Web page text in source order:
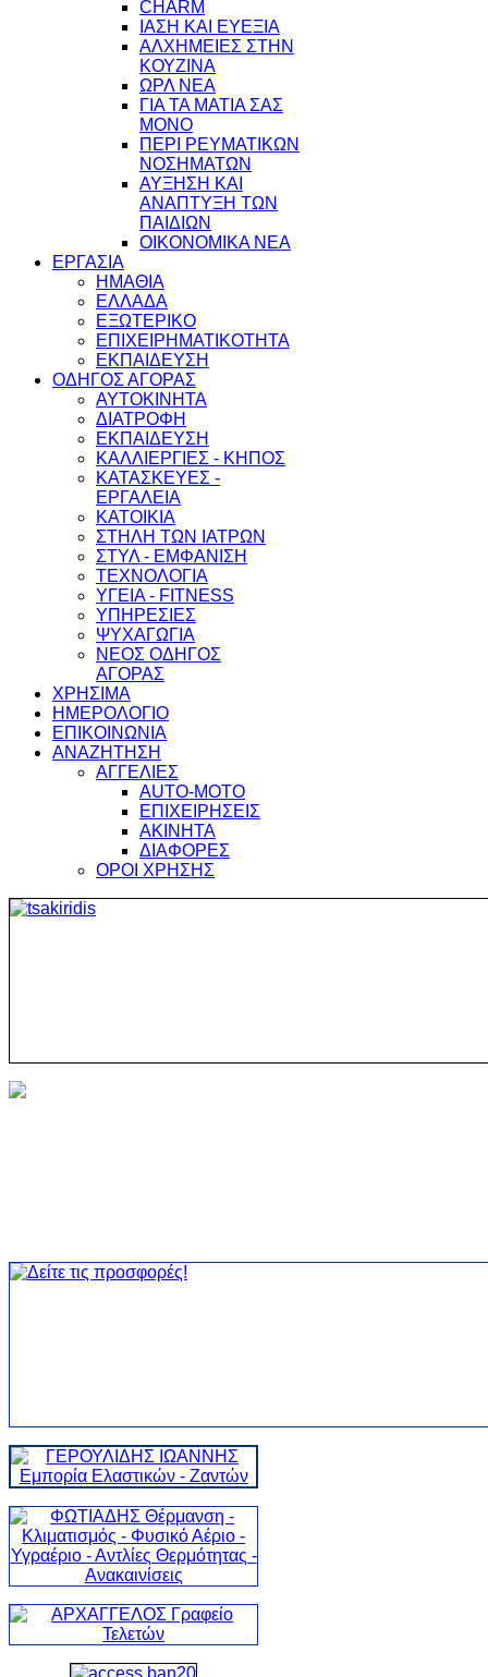
CHARM
ΙΑΣΗ ΚΑΙ ΕΥΕΞΙΑ
ΑΛΧΗΜΕΙΕΣ ΣΤΗΝ
ΚΟΥΖΙΝΑ
ΩΡΛ ΝEA
ΓΙΑ ΤΑ ΜΑΤΙΑ ΣΑΣ
ΜΟΝΟ
ΠΕΡΙ ΡΕΥΜΑΤΙΚΩΝ
ΝΟΣΗΜΑΤΩΝ
ΑΥΞΗΣΗ ΚΑΙ
ΑΝΑΠΤΥΞΗ ΤΩΝ
ΠΑΙΔΙΩΝ
ΟΙΚΟΝΟΜΙΚΑ ΝΕΑ
ΕΡΓΑΣΙΑ
ΗΜΑΘΙΑ
ΕΛΛΑΔΑ
ΕΞΩΤΕΡΙΚΟ
ΕΠΙΧΕΙΡΗΜΑΤΙΚΟΤΗΤΑ
ΕΚΠΑΙΔΕΥΣΗ
ΟΔΗΓΟΣ ΑΓΟΡΑΣ
ΑΥΤΟΚΙΝΗΤΑ
ΔΙΑΤΡΟΦΗ
ΕΚΠΑΙΔΕΥΣΗ
ΚΑΛΛΙΕΡΓΙΕΣ - ΚΗΠΟΣ
ΚΑΤΑΣΚΕΥΕΣ -
ΕΡΓΑΛΕΙΑ
ΚΑΤΟΙΚΙΑ
ΣΤΗΛΗ ΤΩΝ ΙΑΤΡΩΝ
ΣΤΥΛ - ΕΜΦΑΝΙΣΗ
ΤΕΧΝΟΛΟΓΙΑ
ΥΓΕΙΑ - FITNESS
ΥΠΗΡΕΣΙΕΣ
ΨΥΧΑΓΩΓΙΑ
ΝΕΟΣ ΟΔΗΓΟΣ
ΑΓΟΡΑΣ
ΧΡΗΣΙΜΑ
ΗΜΕΡΟΛΟΓΙΟ
ΕΠΙΚΟΙΝΩΝΙΑ
ΑΝΑΖΗΤΗΣΗ
ΑΓΓΕΛΙΕΣ
AUTO-MOTO
ΕΠΙΧΕΙΡΗΣΕΙΣ
ΑΚΙΝΗΤΑ
ΔΙΑΦΟΡΕΣ
ΟΡΟΙ ΧΡΗΣΗΣ